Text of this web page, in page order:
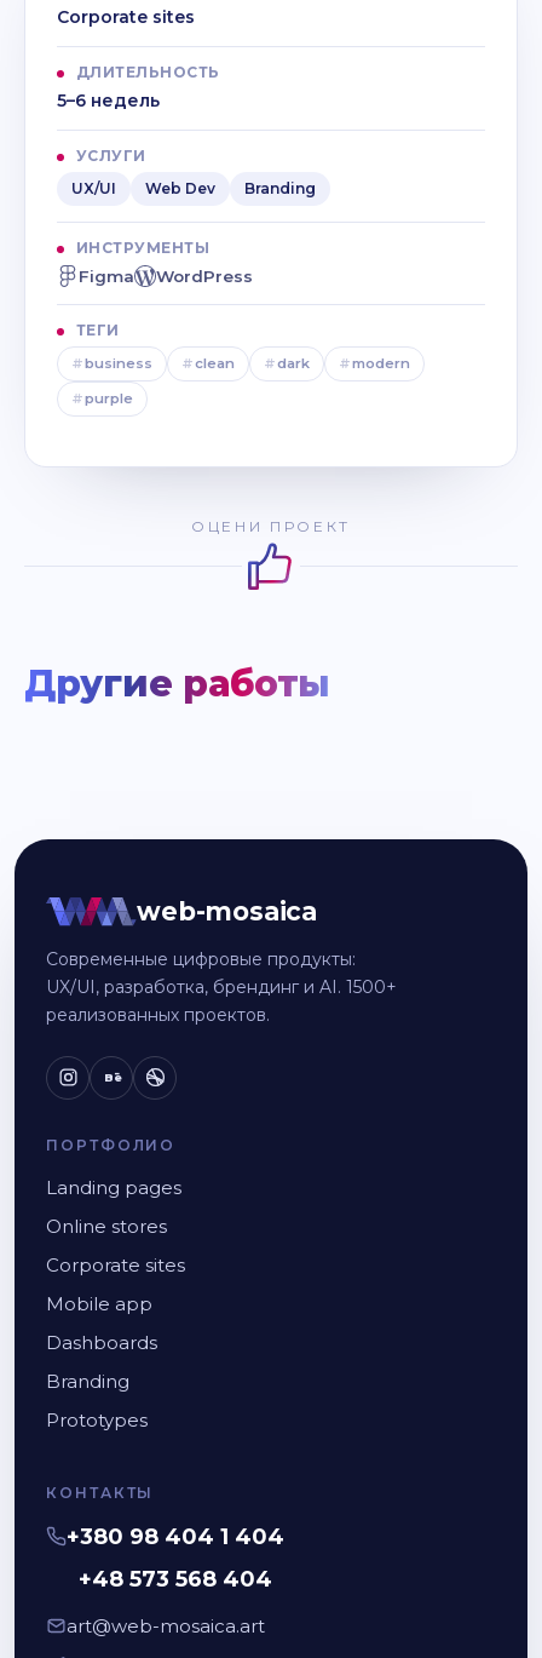
Corporate sites
ДЛИТЕЛЬНОСТЬ
5–6 недель
УСЛУГИ
UX/UI
Web Dev Branding
ИНСТРУМЕНТЫ
Figma WordPress
ТЕГИ
#business #clean #dark #modern
#purple
ОЦЕНИ ПРОЕКТ
Другие работы
web-mosaica
Современные цифровые продукты:
UX/UI, разработка, брендинг и AI. 1500+
реализованных проектов.
Bē
ПОРТФОЛИО
Landing pages
Online stores
Corporate sites
Mobile app
Dashboards
Branding
Prototypes
КОНТАКТЫ
+380 98 404 1 404
+48 573 568 404
art@web-mosaica.art